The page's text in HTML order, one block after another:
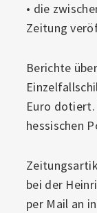
• die
Zeitung
Berichte
Euro
hessischen
bei der
per Mail an